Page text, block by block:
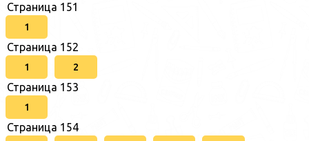
Страница 151
1
Страница 152
1 2
Страница 153
1
Страница 154